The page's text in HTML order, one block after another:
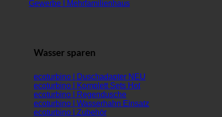
Gewerbe | Mehrfamilienhaus
Wasser sparen
ecoturbino | Duschadapter
ecoturbino | Komplett Sets
ecoturbino | Regendusche
ecoturbino | Wasserhahn Einsatz
ecoturbino | Zubehör